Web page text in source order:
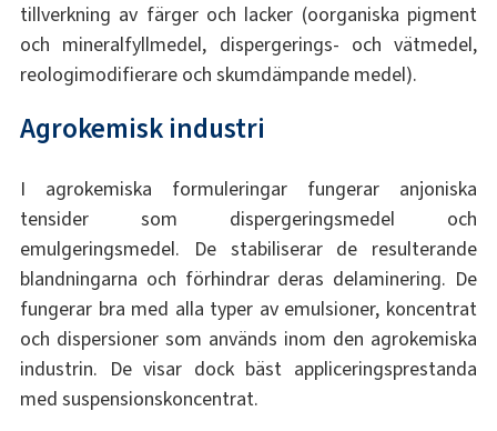
tillverkning av färger och lacker (oorganiska pigment
och mineralfyllmedel, dispergerings- och vätmedel,
reologimodifierare och skumdämpande medel).
Agrokemisk industri
I agrokemiska formuleringar fungerar anjoniska
tensider som dispergeringsmedel och
emulgeringsmedel. De stabiliserar de resulterande
blandningarna och förhindrar deras delaminering. De
fungerar bra med alla typer av emulsioner, koncentrat
och dispersioner som används inom den agrokemiska
industrin. De visar dock bäst appliceringsprestanda
med suspensionskoncentrat.